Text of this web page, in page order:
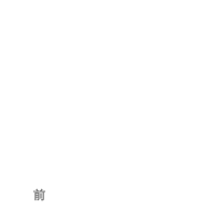
投
前
前